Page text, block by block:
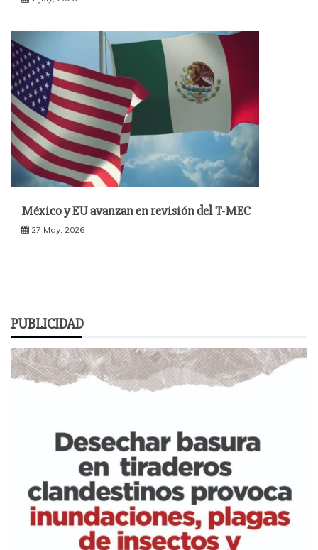
México y EU avanzan en revisión del T-MEC
27 May, 2026
PUBLICIDAD